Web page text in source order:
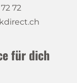
72
für dich